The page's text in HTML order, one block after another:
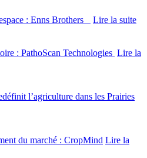
: Enns Brothers
Lire la suite
: PathoScan Technologies Lire la
l’agriculture dans les Prairies
du marché : CropMind Lire la